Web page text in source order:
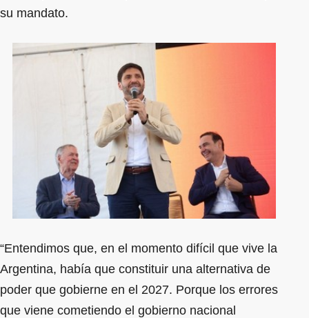
su mandato.
“Entendimos que, en el momento difícil que vive la
Argentina, había que constituir una alternativa de
poder que gobierne en el 2027. Porque los errores
que viene cometiendo el gobierno nacional